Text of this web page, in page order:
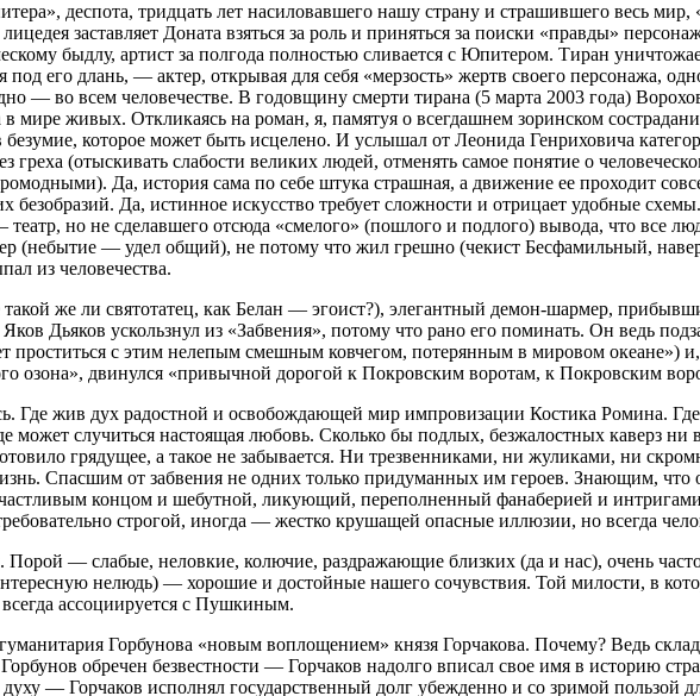
деспота, тридцать лет насиловавшего нашу страну и страшившего весь мир,
заставляет Доната взяться за роль и приняться за поиски «правды»
быдлу, артист за полгода полностью сливается с Юпитером. Тиран
под его длань, — актер, открывая для себя «мерзость» жертв своего персонажа,
— во всем человечестве. В годовщину смерти тирана (5 марта 2003 года)
мире живых. Откликаясь на роман, я, памятуя о всегдашнем зоринском
которое может быть исцелено. И услышал от Леонида Генриховича
греха (отыскивать слабости великих людей, отменять самое понятие о
Да, история сама по себе штука страшная, а движение ее проходит
Да, истинное искусство требует сложности и отрицает удобные
но не сделавшего отсюда «смелого» (пошлого и подлого) вывода, что все
(небытие — удел общий), не потому что жил грешно (чекист Бесфамильный,
из человечества.
же ли святотатец, как Белан — эгоист?), элегантный демон-шармер,
Дьяков ускользнул из «Забвения», потому что рано его поминать. Он ведь
проститься с этим нелепым смешным ковчегом, потерянным в мировом океане»)
озона», двинулся «привычной дорогой к Покровским воротам, к Покровским
Где жив дух радостной и освобождающей мир импровизации Костика Ромина. Где
может случиться настоящая любовь. Сколько бы подлых, безжалостных каверз
грядущее, а такое не забывается. Ни трезвенниками, ни жуликами, ни
Спасшим от забвения не одних только придуманных им героев. Знающим, что
концом и шебутной, ликующий, переполненный фанаберией и
строгой, иногда — жестко крушащей опасные иллюзии, но всегда
Порой — слабые, неловкие, колючие, раздражающие близких (да и нас), очень
нелюдь) — хорошие и достойные нашего сочувствия. Той милости, в
ассоциируется с Пушкиным.
Горбунова «новым воплощением» князя Горчакова. Почему? Ведь
обречен безвестности — Горчаков надолго вписал свое имя в историю
— Горчаков исполнял государственный долг убежденно и со зримой пользой